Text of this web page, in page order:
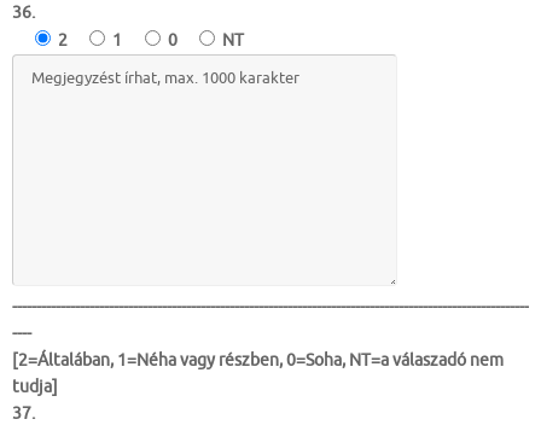
36.
2
1 0 NT
-----------------------------------------------------------------------------------------------------------
----
[2=Általában, 1=Néha vagy részben, 0=Soha, NT=a válaszadó nem
tudja]
37.